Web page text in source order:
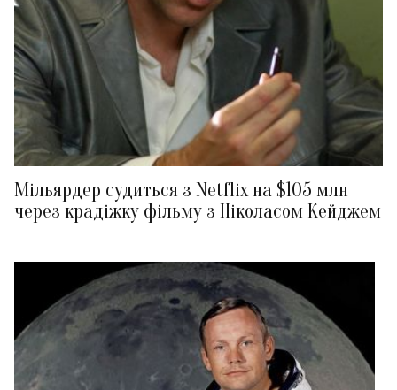
Мільярдер судиться з Netflix на $105 млн
через крадіжку фільму з Ніколасом Кейджем